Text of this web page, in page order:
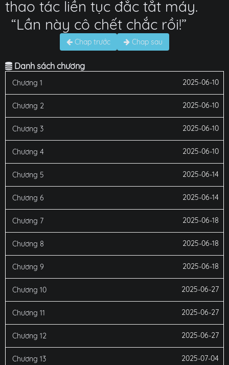
thao tác liền tục đắc tắt máy.
“Lần này cô chết chắc rồi!”
Chap trước Chap sau
Danh sách chương
Chương 1 2025-06-10
Chương 2 2025-06-10
Chương 3 2025-06-10
Chương 4 2025-06-10
Chương 5 2025-06-14
Chương 6 2025-06-14
Chương 7 2025-06-18
Chương 8 2025-06-18
Chương 9 2025-06-18
Chương 10 2025-06-27
Chương 11 2025-06-27
Chương 12 2025-06-27
Chương 13 2025-07-04